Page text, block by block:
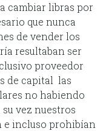
cambiar libras por
que nunca
de vender los
resultaban ser
proveedor
de capital las
no habiendo
vez nuestros
e incluso prohibían